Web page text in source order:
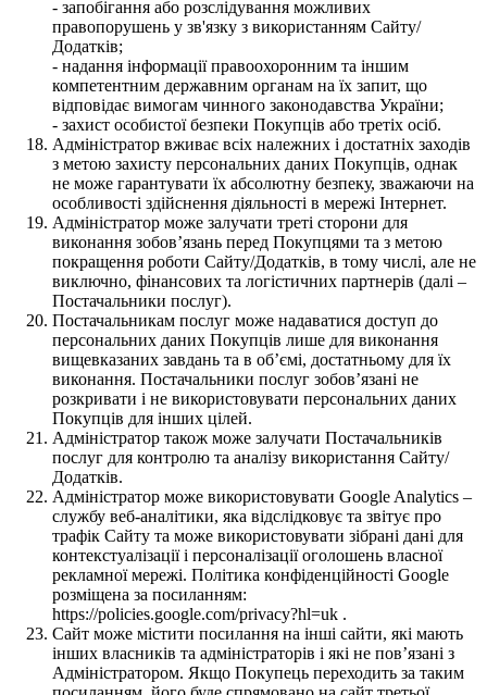
- запобігання або розслідування можливих
правопорушень у зв'язку з використанням Сайту/
Додатків;
- надання інформації правоохоронним та іншим
компетентним державним органам на їх запит, що
відповідає вимогам чинного законодавства України;
- захист особистої безпеки Покупців або третіх осіб.
Адміністратор вживає всіх належних і достатніх заходів
з метою захисту персональних даних Покупців, однак
не може гарантувати їх абсолютну безпеку, зважаючи на
особливості здійснення діяльності в мережі Інтернет.
Адміністратор може залучати треті сторони для
виконання зобов’язань перед Покупцями та з метою
покращення роботи Сайту/Додатків, в тому числі, але не
виключно, фінансових та логістичних партнерів (далі –
Постачальники послуг).
Постачальникам послуг може надаватися доступ до
персональних даних Покупців лише для виконання
вищевказаних завдань та в об’ємі, достатньому для їх
виконання. Постачальники послуг зобов’язані не
розкривати і не використовувати персональних даних
Покупців для інших цілей.
Адміністратор також може залучати Постачальників
послуг для контролю та аналізу використання Сайту/
Додатків.
Адміністратор може використовувати Google Analytics –
службу веб-аналітики, яка відслідковує та звітує про
трафік Сайту та може використовувати зібрані дані для
контекстуалізації і персоналізації оголошень власної
рекламної мережі. Політика конфіденційності Google
розміщена за посиланням:
https://policies.google.com/privacy?hl=uk .
Сайт може містити посилання на інші сайти, які мають
інших власників та адміністраторів і які не пов’язані з
Адміністратором. Якщо Покупець переходить за таким